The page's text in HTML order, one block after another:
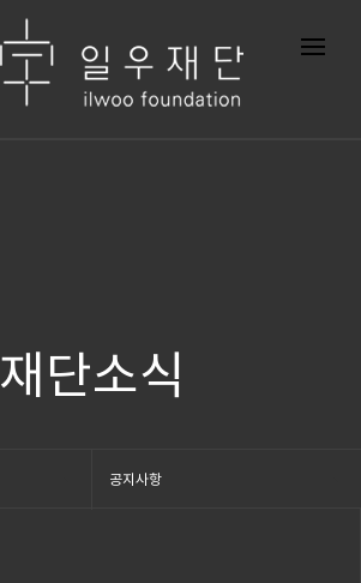
재단소식
공지사항